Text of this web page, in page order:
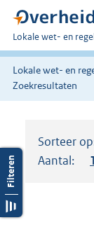
U
bent
hier:
Lokale wet- en
Lokale wet- en
Zoekresultaten
Sorteer
Aantal: